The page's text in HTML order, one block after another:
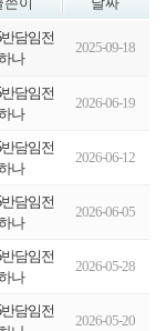
담임전
나
2025-09-18
담임전
나
2026-06-19
담임전
나
2026-06-12
담임전
나
2026-06-05
담임전
나
2026-05-28
담임전
2026-05-20